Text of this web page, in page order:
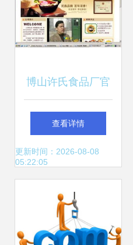
博山许氏食品厂官
方网站建设方案
——传统美食与数
查看详情
更新时间：2026-08-08
05:22:05